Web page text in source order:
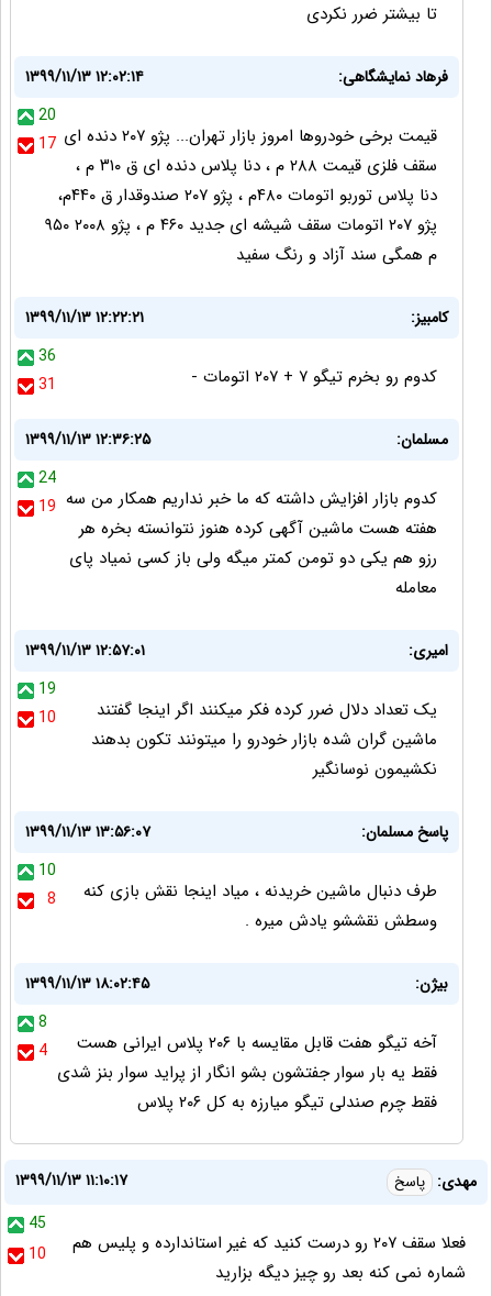
تا بیشتر ضرر نکردی
فرهاد نمایشگاهی:
۱۳۹۹/۱۱/۱۳ ۱۲:۰۲:۱۴
20
17 قیمت برخی خودروها امروز بازار تهران... پژو ۲۰۷ دنده ای
سقف فلزی قیمت ۲۸۸ م ، دنا پلاس دنده ای ق ۳۱۰ م ،
دنا پلاس توربو اتومات ۴۸۰م ، پژو ۲۰۷ صندوقدار ق ۴۴۰م،
پژو ۲۰۷ اتومات سقف شیشه ای جدید ۴۶۰ م ، پژو ۲۰۰۸ ۹۵۰
م همگی سند آزاد و رنگ سفید
کامبیز:
۱۳۹۹/۱۱/۱۳ ۱۲:۲۲:۲۱
36
31
کدوم رو بخرم تیگو ۷ + ۲۰۷ اتومات -
مسلمان:
۱۳۹۹/۱۱/۱۳ ۱۲:۳۶:۲۵
24
19 کدوم بازار افزایش داشته که ما خبر نداریم همکار من سه
هفته هست ماشین آگهی کرده هنوز نتوانسته بخره هر
رزو هم یکی دو تومن کمتر میگه ولی باز کسی نمیاد پای
معامله
امیری:
۱۳۹۹/۱۱/۱۳ ۱۲:۵۷:۰۱
19
10
یک تعداد دلال ضرر کرده فکر میکنند اگر اینجا گفتند
ماشین گران شده بازار خودرو را میتونند تکون بدهند
نکشیمون نوسانگیر
پاسخ مسلمان:
۱۳۹۹/۱۱/۱۳ ۱۳:۵۶:۰۷
10
8
طرف دنبال ماشین خریدنه ، میاد اینجا نقش بازی کنه
وسطش نقششو یادش میره .
بیژن:
۱۳۹۹/۱۱/۱۳ ۱۸:۰۲:۴۵
8
4
آخه تیگو هفت قابل مقایسه با ۲۰۶ پلاس ایرانی هست
فقط یه بار سوار جفتشون بشو انگار از پراید سوار بنز شدی
فقط چرم صندلی تیگو میارزه به کل ۲۰۶ پلاس
مهدی: پاسخ
۱۳۹۹/۱۱/۱۳ ۱۱:۱۰:۱۷
45
10
فعلا سقف ۲۰۷ رو درست کنید که غیر استاندارده و پلیس هم
شماره نمی کنه بعد رو چیز دیگه بزارید